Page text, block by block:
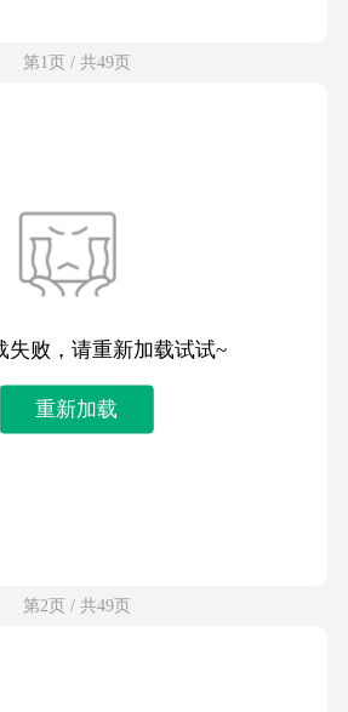
第1页 / 共49页
失败，请重新加载试试~
重新加载
第2页 / 共49页